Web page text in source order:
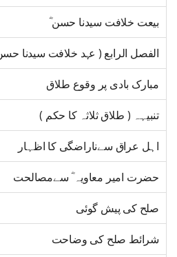
بیعت خلافت سیدنا حسن ؓ
الفصل الرابع ( عہد خلافت سیدنا
مبارک بادی پر وقوع طلاق
تنبیہہ ( طلاق ثلاثہ کا حکم )
اہل عراق سےناراضگی کا اظہار
حضرت امیر معاویہ ؓ سےمصالحت
صلح کی پیش گوئی
شرائط صلح کی وضاحت